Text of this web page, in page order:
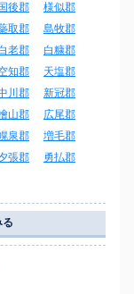
国後郡
様似郡
取郡
島牧郡
老郡
白糠郡
知郡
天塩郡
川郡
新冠郡
山郡
広尾郡
泉郡
増毛郡
張郡
勇払郡